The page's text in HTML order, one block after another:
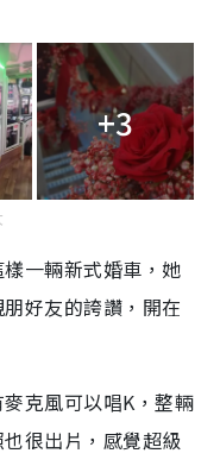
+3
一輛新式婚車，她
好友的誇讚，開在
麥克風可以唱K，整輛
很出片，感覺超級